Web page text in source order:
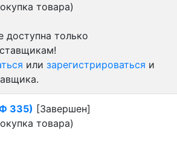
товара)
доступна только
или зарегистрироваться и
335) [Завершен]
товара)